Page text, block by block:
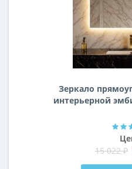
Зеркало
интерьерной
15 022 ₽